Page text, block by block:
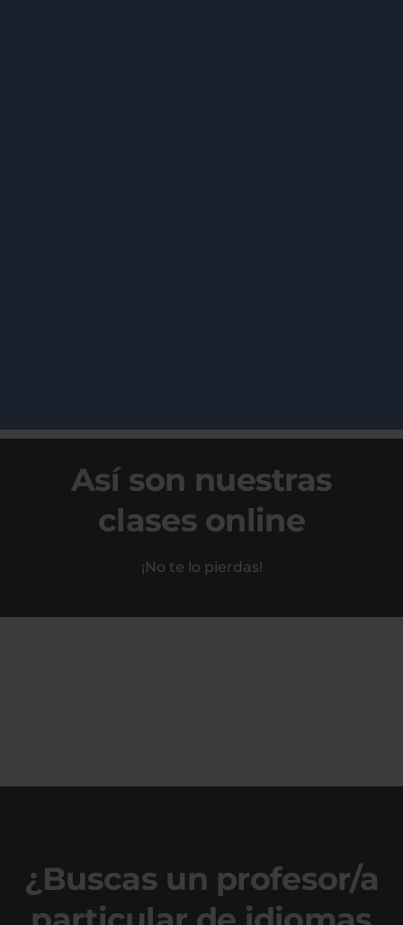
Así son nuestras
clases online
¡No te lo pierdas!
¿Buscas un profesor/a